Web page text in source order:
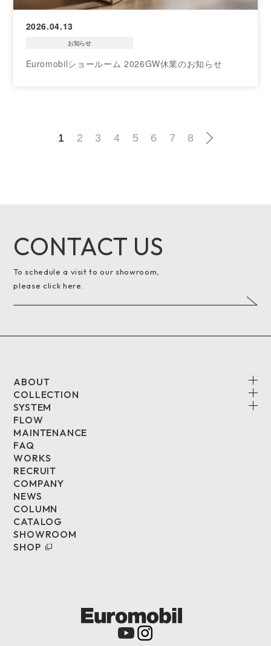
2026.04.13
お知らせ
Euromobilショールーム 2026GW休業のお知らせ
1 2 3 4 5 6 7 8
CONTACT US
To schedule a visit to our showroom,
please click here.
ABOUT
COLLECTION
SYSTEM
FLOW
MAINTENANCE
FAQ
WORKS
RECRUIT
COMPANY
NEWS
COLUMN
CATALOG
SHOWROOM
SHOP